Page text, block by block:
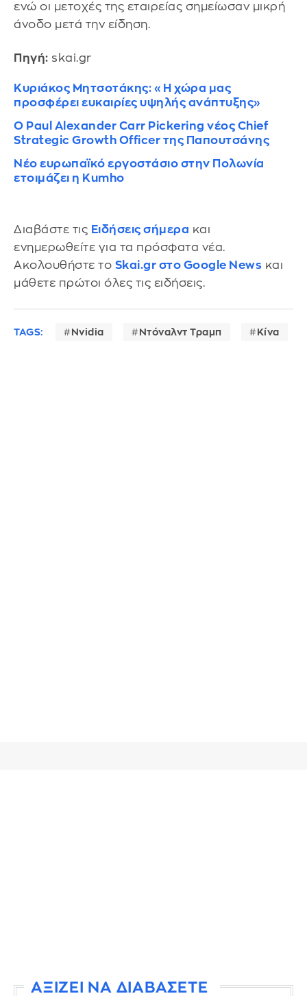
ενώ οι μετοχές της εταιρείας σημείωσαν μικρή
άνοδο μετά την είδηση.
Πηγή: skai.gr
Κυριάκος Μητσοτάκης: «Η χώρα μας
προσφέρει ευκαιρίες υψηλής ανάπτυξης»
Ο Paul Alexander Carr Pickering νέος Chief
Strategic Growth Officer της Παπουτσάνης
Νέο ευρωπαϊκό εργοστάσιο στην Πολωνία
ετοιμάζει η Kumho
Διαβάστε τις Ειδήσεις σήμερα και
ενημερωθείτε για τα πρόσφατα νέα.
Ακολουθήστε το Skai.gr στο Google News και
μάθετε πρώτοι όλες τις ειδήσεις.
TAGS: Nvidia Ντόναλντ Τραμπ Κίνα
ΑΞΙΖΕΙ ΝΑ ΔΙΑΒΑΣΕΤΕ